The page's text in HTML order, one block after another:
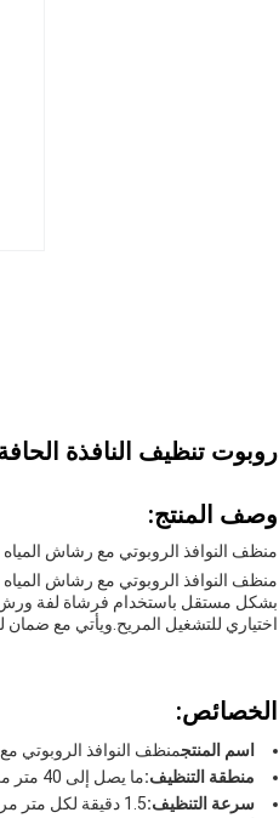
روبوت تنظيف النافذة
وصف المنتج:
منظف النوافذ الروبوتي مع رشاش المياه
منظف النوافذ الروبوتي مع رشاش المياه
اختياري للتشغيل المريح.ويأتي مع ضمان
الخصائص:
اسم المنتجمنظف النوافذ الروبوتي
منطقة التنظيف:ما يصل إلى 40 متر مربع
سرعة التنظيف:1.5 دقيقة لكل متر مربع